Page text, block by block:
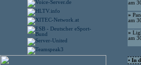
am
»
am
»
am
• In